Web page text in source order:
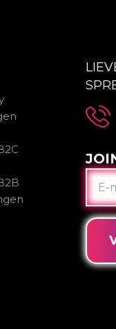
E-
MAIL